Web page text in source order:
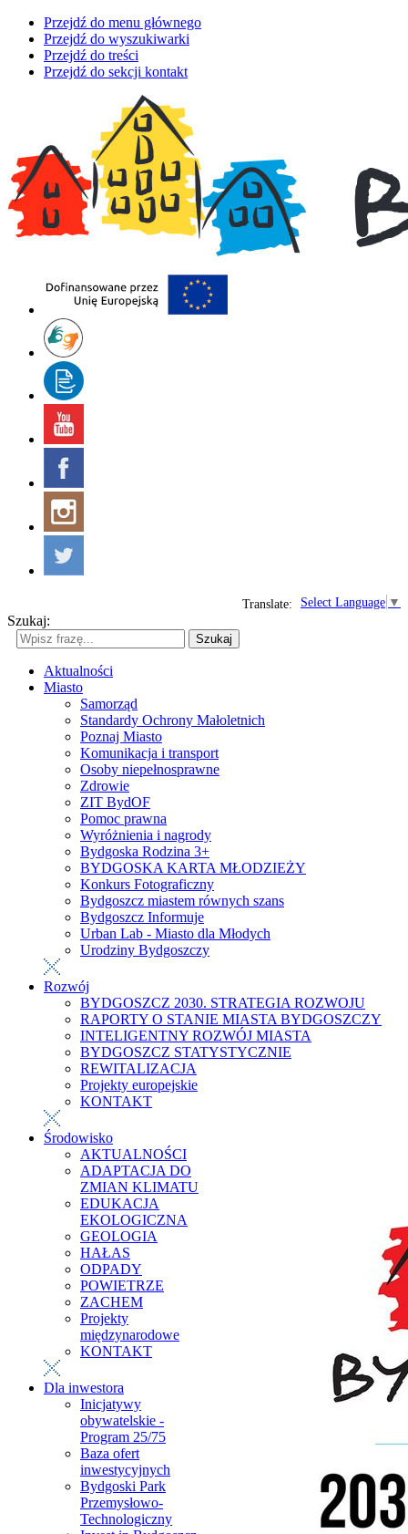
Przejdź do menu głównego
Przejdź do wyszukiwarki
Przejdź do treści
Przejdź do sekcji kontakt
Select Language ▼
Translate:
Szukaj:
Szukaj
Aktualności
Miasto
Samorząd
Standardy Ochrony Małoletnich
Poznaj Miasto
Komunikacja i transport
Osoby niepełnosprawne
Zdrowie
ZIT BydOF
Pomoc prawna
Wyróżnienia i nagrody
Bydgoska Rodzina 3+
BYDGOSKA KARTA MŁODZIEŻY
Konkurs Fotograficzny
Bydgoszcz miastem równych szans
Bydgoszcz Informuje
Urban Lab - Miasto dla Młodych
Urodziny Bydgoszczy
Rozwój
BYDGOSZCZ 2030. STRATEGIA ROZWOJU
RAPORTY O STANIE MIASTA BYDGOSZCZY
INTELIGENTNY ROZWÓJ MIASTA
BYDGOSZCZ STATYSTYCZNIE
REWITALIZACJA
Projekty europejskie
KONTAKT
Środowisko
AKTUALNOŚCI
ADAPTACJA DO
ZMIAN KLIMATU
EDUKACJA
EKOLOGICZNA
GEOLOGIA
HAŁAS
ODPADY
POWIETRZE
ZACHEM
Projekty
międzynarodowe
KONTAKT
Dla inwestora
Inicjatywy
obywatelskie -
Program 25/75
Baza ofert
inwestycyjnych
Bydgoski Park
Przemysłowo-
Technologiczny